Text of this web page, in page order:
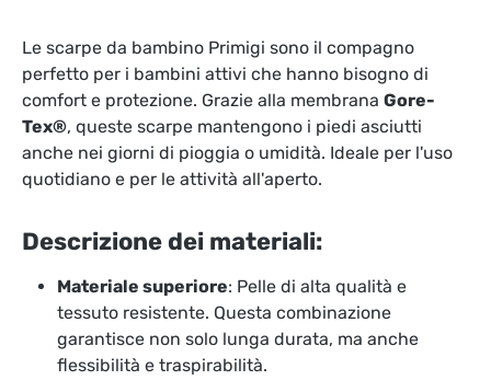
Le scarpe da bambino Primigi sono il compagno
perfetto per i bambini attivi che hanno bisogno di
comfort e protezione. Grazie alla membrana Gore-
Tex®, queste scarpe mantengono i piedi asciutti
anche nei giorni di pioggia o umidità. Ideale per l'uso
quotidiano e per le attività all'aperto.
Descrizione dei materiali:
Materiale superiore: Pelle di alta qualità e
tessuto resistente. Questa combinazione
garantisce non solo lunga durata, ma anche
flessibilità e traspirabilità.